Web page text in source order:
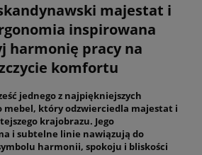
skandynawski majestat i
inspirowana
harmonię pracy na
komfortu
jednego z najpiękniejszych
mebel, który odzwierciedla majestat i
krajobrazu. Jego
i subtelne linie nawiązują do
harmonii, spokoju i bliskości